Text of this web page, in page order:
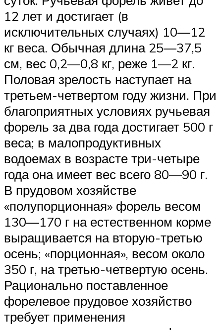
12 лет и достигает (в
исключительных случаях) 10—12
кг веса. Обычная длина 25—37,5
см, вес 0,2—0,8 кг, реже 1—2 кг.
Половая зрелость наступает на
третьем-четвертом году жизни. При
благоприятных условиях ручьевая
форель за два года достигает 500 г
веса; в малопродуктивных
водоемах в возрасте три-четыре
года она имеет вес всего 80—90 г.
В прудовом хозяйстве
«полупорционная» форель весом
130—170 г на естественном корме
выращивается на вторую-третью
осень; «порционная», весом около
350 г, на третью-четвертую осень.
Рационально поставленное
форелевое прудовое хозяйство
требует применения